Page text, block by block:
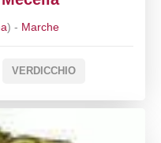
) - Marche
VERDICCHIO